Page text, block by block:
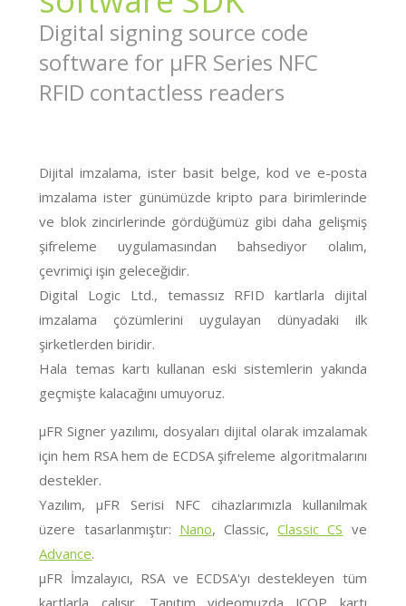
Digital signing source code
software for µFR Series NFC
RFID contactless readers
Dijital imzalama, ister basit belge, kod ve e-posta
imzalama ister günümüzde kripto para birimlerinde
ve blok zincirlerinde gördüğümüz gibi daha gelişmiş
şifreleme uygulamasından bahsediyor olalım,
çevrimiçi işin geleceğidir.
Digital Logic Ltd., temassız RFID kartlarla dijital
imzalama çözümlerini uygulayan dünyadaki ilk
şirketlerden biridir.
Hala temas kartı kullanan eski sistemlerin yakında
geçmişte kalacağını umuyoruz.
μFR Signer yazılımı, dosyaları dijital olarak imzalamak
için hem RSA hem de ECDSA şifreleme algoritmalarını
destekler.
Yazılım, μFR Serisi NFC cihazlarımızla kullanılmak
üzere tasarlanmıştır: Nano, Classic,Classic CS ve
Advance.
μFR İmzalayıcı, RSA ve ECDSA'yı destekleyen tüm
kartlarla çalışır. Tanıtım videomuzda JCOP kartı